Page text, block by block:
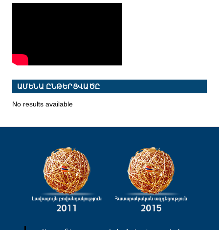
ԱՄԵՆԱ ԸՆԹԵՐՑՎԱԾԸ
No results available